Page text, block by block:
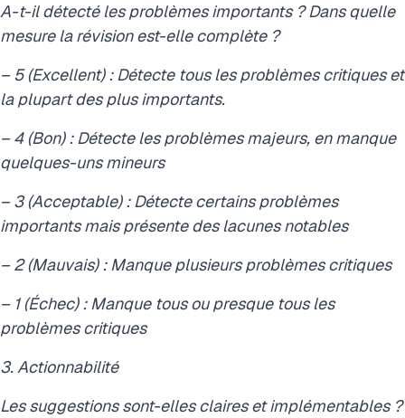
A-t-il détecté les problèmes importants ? Dans quelle
mesure la révision est-elle complète ?
– 5 (Excellent) : Détecte tous les problèmes critiques et
la plupart des plus importants.
– 4 (Bon) : Détecte les problèmes majeurs, en manque
quelques-uns mineurs
– 3 (Acceptable) : Détecte certains problèmes
importants mais présente des lacunes notables
– 2 (Mauvais) : Manque plusieurs problèmes critiques
– 1 (Échec) : Manque tous ou presque tous les
problèmes critiques
3. Actionnabilité
Les suggestions sont-elles claires et implémentables ?